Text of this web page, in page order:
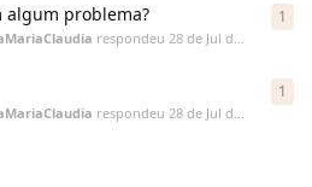
algum problema?
respondeu 28 de Jul de 2020
1
respondeu 28 de Jul de 2020
1